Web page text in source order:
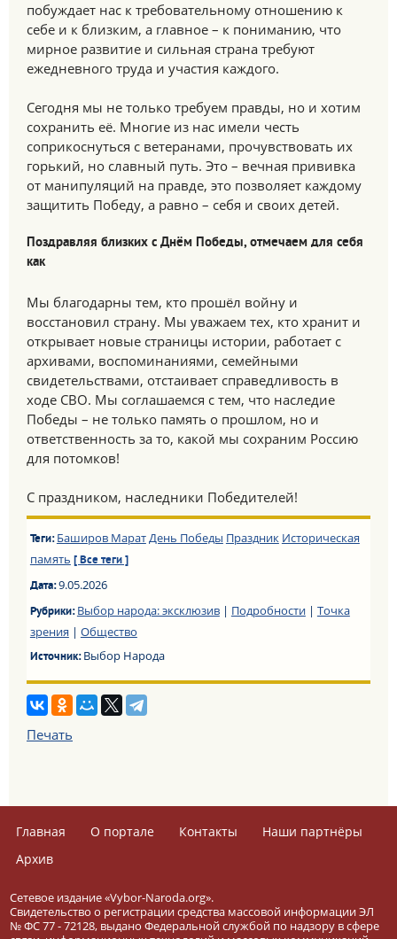
побуждает нас к требовательному отношению к
себе и к близким, а главное – к пониманию, что
мирное развитие и сильная страна требуют
ежедневного труда и участия каждого.
Сегодня мы не только требуем правды, но и хотим
сохранить её. Многие из нас имели честь
соприкоснуться с ветеранами, прочувствовать их
горький, но славный путь. Это – вечная прививка
от манипуляций на правде, это позволяет каждому
защитить Победу, а равно – себя и своих детей.
Поздравляя близких с Днём Победы, отмечаем для себя
как
Мы благодарны тем, кто прошёл войну и
восстановил страну. Мы уважаем тех, кто хранит и
открывает новые страницы истории, работает с
архивами, воспоминаниями, семейными
свидетельствами, отстаивает справедливость в
ходе СВО. Мы соглашаемся с тем, что наследие
Победы – не только память о прошлом, но и
ответственность за то, какой мы сохраним Россию
для потомков!
С праздником, наследники Победителей!
Теги: Баширов МаратДень Победы Праздник Историческая
память [ Все теги ]
Дата:9.05.2026
Рубрики:Выбор народа: эксклюзив| Подробности| Точка
зрения | Общество
Источник:Выбор Народа
Печать
Главная О портале Контакты
Наши партнёры
Архив
Сетевое издание «Vybor-Naroda.org».
Свидетельство о регистрации средства массовой информации ЭЛ
№ ФС 77 - 72128, выдано Федеральной службой по надзору в сфере